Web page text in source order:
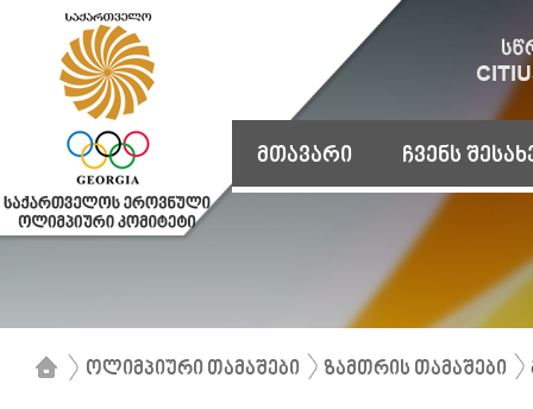
მთავარი ჩვენს
ოლიმპიური თამაშები ზამთრის თამაშები